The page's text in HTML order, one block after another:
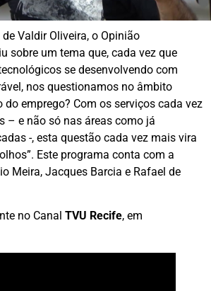
Valdir Oliveira, o Opinião
sobre um tema que, cada vez que
se desenvolvendo com
nos questionamos no âmbito
emprego? Com os serviços cada vez
– e não só nas áreas como já
-, esta questão cada vez mais vira
Este programa conta com a
Meira, Jacques Barcia e Rafael de
no Canal TVU Recife, em